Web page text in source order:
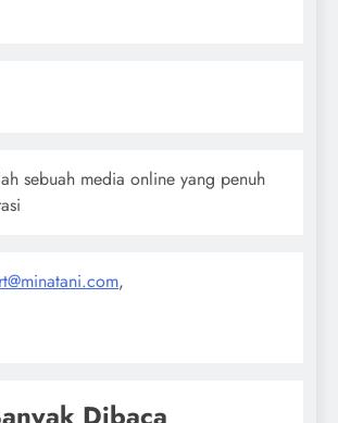
sebuah media online yang penuh
,